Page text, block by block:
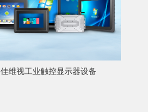
佳维视工业触控显示器设备